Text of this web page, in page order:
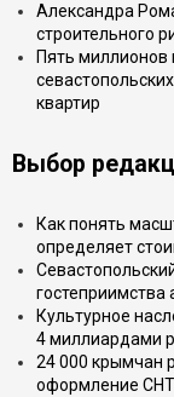
Александра
строительного
Пять миллионов
квартир
Выбор
Как понять
определяет
гостеприимства
Культурное
4 миллиардами
24 000 крымчан
оформление СНТ